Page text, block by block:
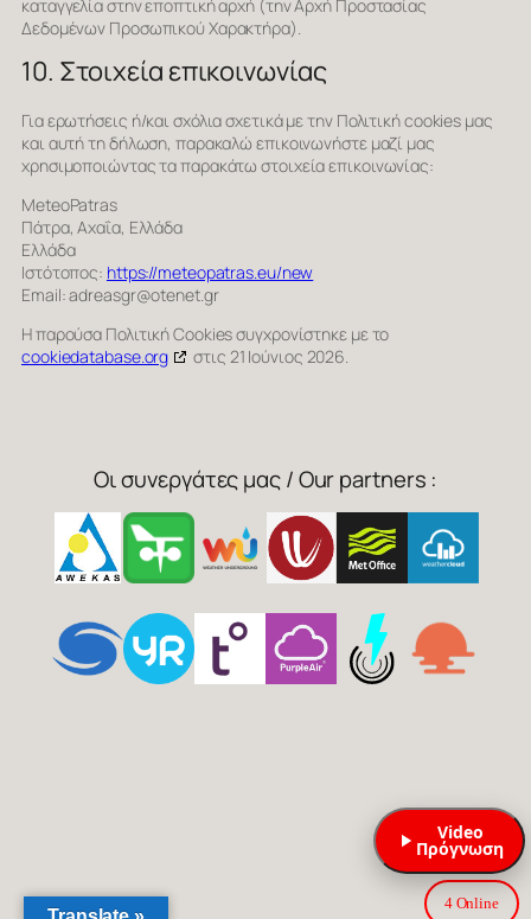
καταγγελία στην εποπτική αρχή (την Αρχή Προστασίας
Δεδομένων Προσωπικού Χαρακτήρα).
10. Στοιχεία επικοινωνίας
Για ερωτήσεις ή/και σχόλια σχετικά με την Πολιτική cookies μας
και αυτή τη δήλωση, παρακαλώ επικοινωνήστε μαζί μας
χρησιμοποιώντας τα παρακάτω στοιχεία επικοινωνίας:
MeteoPatras
Πάτρα, Αχαΐα, Ελλάδα
Ελλάδα
Ιστότοπος: https://meteopatras.eu/new
Email:adreasgr@otenet.gr
Η παρούσα Πολιτική Cookies συγχρονίστηκε με το
cookiedatabase.org
στις 21 Ιούνιος 2026.
Οι συνεργάτες μας / Our partners :
Video
Πρόγνωση
4 Online